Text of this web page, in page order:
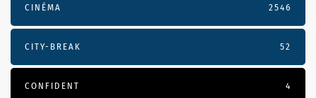
CINÉMA 2546
CITY-BREAK 52
CONFIDENT 4